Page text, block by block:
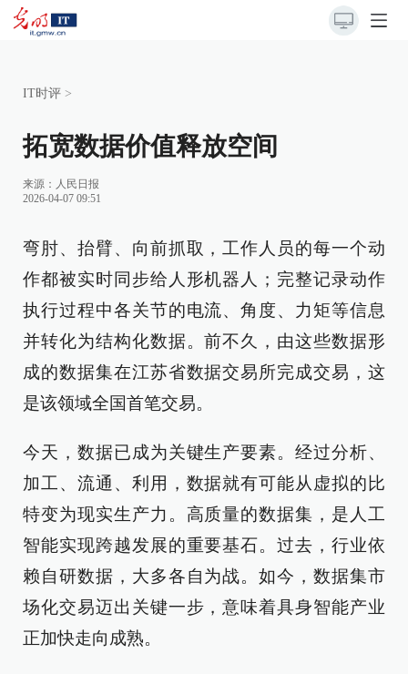
IT时评 >
拓宽数据价值释放空间
来源： 人民日报
2026-04-07 09:51
弯肘、抬臂、向前抓取，工作人员的每一个动
作都被实时同步给人形机器人；完整记录动作
执行过程中各关节的电流、角度、力矩等信息
并转化为结构化数据。前不久，由这些数据形
成的数据集在江苏省数据交易所完成交易，这
是该领域全国首笔交易。
今天，数据已成为关键生产要素。经过分析、
加工、流通、利用，数据就有可能从虚拟的比
特变为现实生产力。高质量的数据集，是人工
智能实现跨越发展的重要基石。过去，行业依
赖自研数据，大多各自为战。如今，数据集市
场化交易迈出关键一步，意味着具身智能产业
正加快走向成熟。